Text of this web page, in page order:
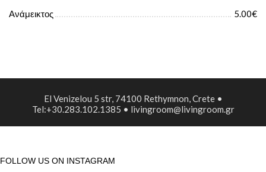
Ανάμεικτος 5.00€
El Venizelou 5 str, 74100 Rethymnon, Crete •
Tel:+30.283.102.1385 • livingroom@livingroom.gr
FOLLOW US ON INSTAGRAM